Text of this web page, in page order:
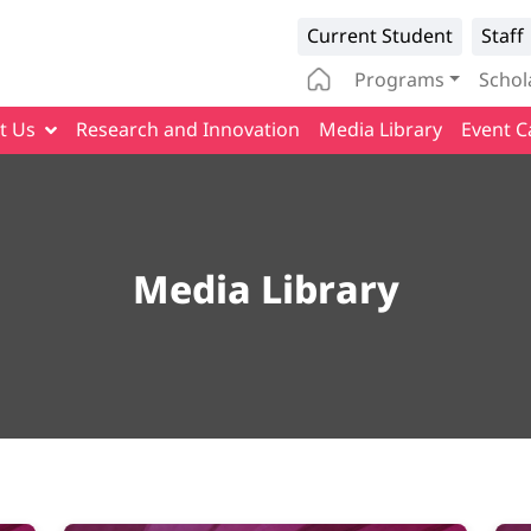
Infomation
Current Student Staff
MainPrograms
Us Research and Innovation Media Library Event
Media Library